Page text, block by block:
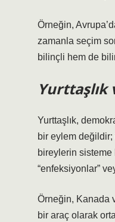
Örneğin,
zamanla seçim
bilinçli hem de
Yurttaşlık
Yurttaşlık,
bir eylem
bireylerin sisteme
“enfeksiyonlar”
Örneğin, Kanada
bir araç olarak